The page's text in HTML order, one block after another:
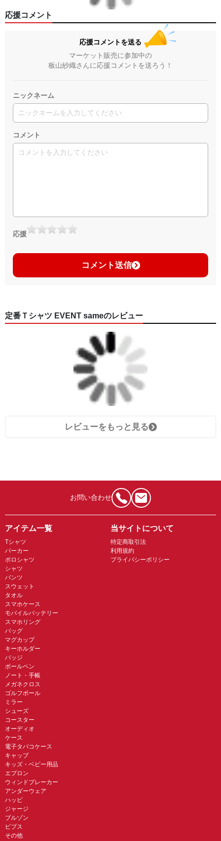
応援コメント
応援コメントを送る
マーケット販売に参加中の
板山紗織さんに応援コメントを送ろう！
ニックネーム
コメント
応援
コメント送信
定番Ｔシャツ EVENT sameのレビュー
レビューをもっと見る
お問い合わせ
アイテム一覧
Tシャツ
パーカー
ポロシャツ
シャツ
パンツ
スウェット
タオル
スマホケース
モバイルバッテリー
スマホリング
バッグ
マグカップ
キーホルダー
バッジ
ボールペン
ノート・手帳
メガネクロス
ゴルフボール
ミラー
シューズ
コースター
オーディオ
ケース
電子タバコケース
キャップ
キッズ・ベビー用品
エプロン
ウィンドブレーカー
アンダーウェア
ハッピ
ジャージ
ブルゾン
ビブス
その他
当サイトについて
特定商取引法
利用規約
プライバシーポリシー